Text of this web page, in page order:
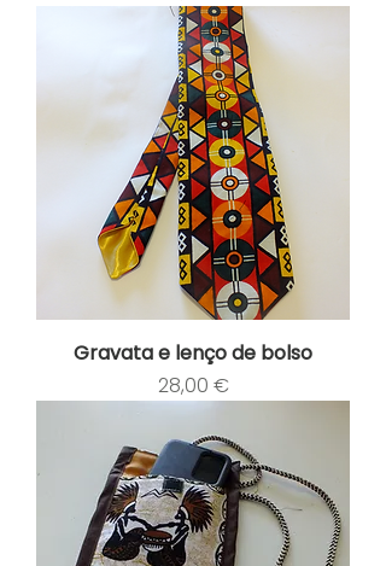
Gravata e lenço de bolso
Preço
28,00 €